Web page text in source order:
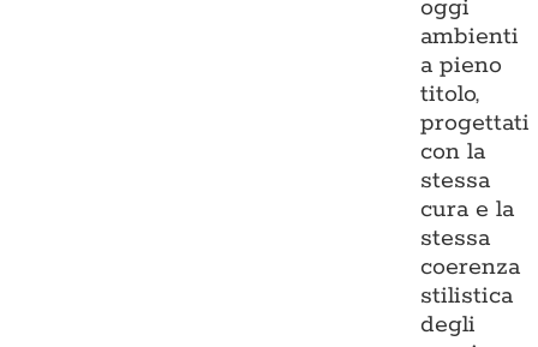
oggi
ambienti
a pieno
titolo,
progettati
con la
stessa
cura e la
stessa
coerenza
stilistica
degli